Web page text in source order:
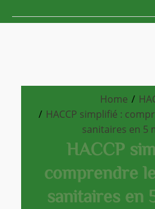
Home
HACCP simplifié :
sanitaires en 5
HACCP
comprendre
sanitaires en